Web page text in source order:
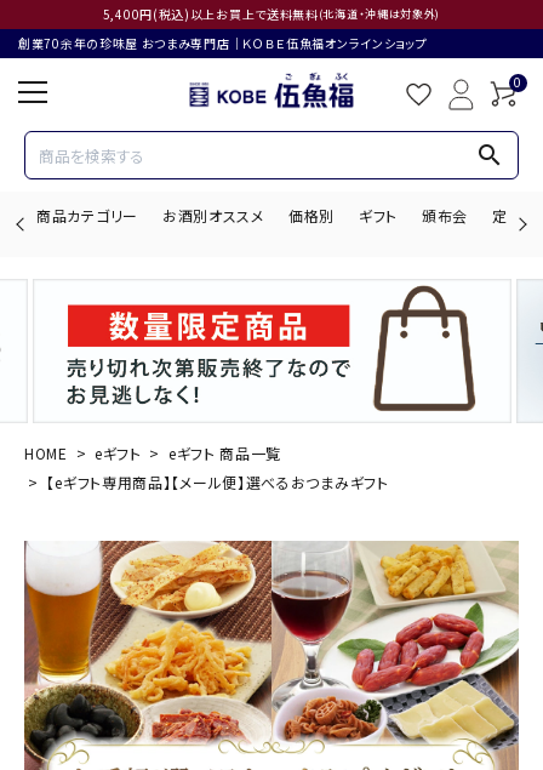
5,400円(税込)以上お買上で送料無料(北海道・沖縄は対象外)
創業70余年の珍味屋 おつまみ専門店│ＫＯＢＥ伍魚福オンラインショップ
0
search
商品カテゴリー お酒別オススメ 価格別 ギフト 頒布会 定期購
search
ACCOUNT MENU
商品カテゴリー
お酒別オススメ
価格別
お問い合わせ
HOME eギフト
eギフト 商品一覧
【eギフト専用商品】【メール便】選べるおつまみギフト